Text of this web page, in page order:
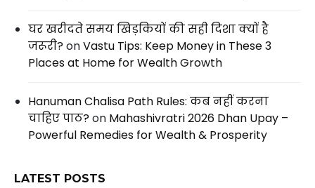
घर खरीदते समय खिड़कियों की सही दिशा क्यों है
जरूरी?onVastu Tips: Keep Money in These 3
Places at Home for Wealth Growth
Hanuman Chalisa Path Rules: कब नहीं करना
चाहिए पाठ?on Mahashivratri 2026 Dhan Upay –
Powerful Remedies for Wealth & Prosperity
LATEST POSTS